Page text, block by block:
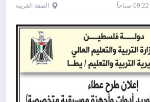
الضفة الغربية